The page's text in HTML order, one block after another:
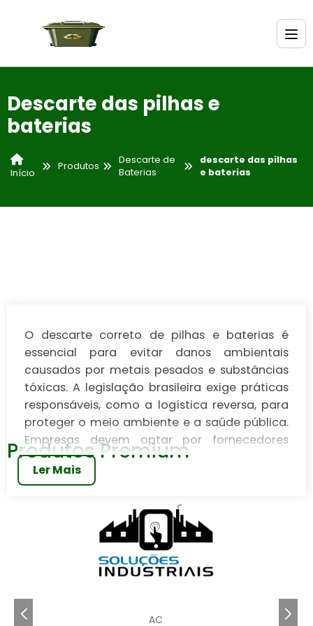
Descarte das pilhas e
baterias
Início
Produtos
Descarte de
Baterias
descarte das pilhas
e baterias
O descarte correto de pilhas e baterias é
essencial para evitar danos ambientais
causados por metais pesados e substâncias
tóxicas. A legislação brasileira exige práticas
responsáveis, como a logística reversa, para
proteger o meio ambiente e a saúde pública.
Empresas devem optar por fornecedores
certificados e implementar programas de
coleta interna para garantir a conformidade
especializados e parcerias de logística
reversa são soluções eficazes para a gestão
segura desses resíduos.
O descarte das pilhas e baterias é uma
buscam soluções sustentáveis e seguras. Com o
Ler Mais
Produtos Premium
AC